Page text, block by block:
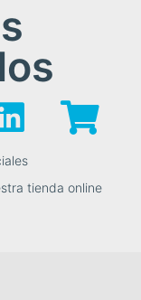
tienda online